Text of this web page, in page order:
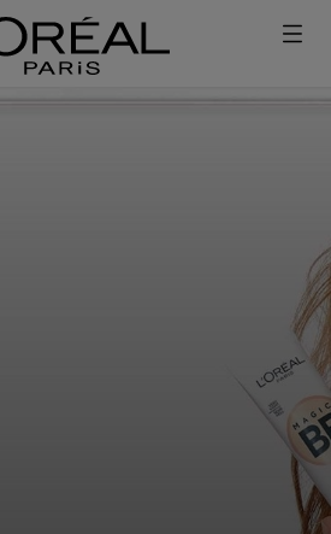
ΣΤΟ NEWSLETTER!